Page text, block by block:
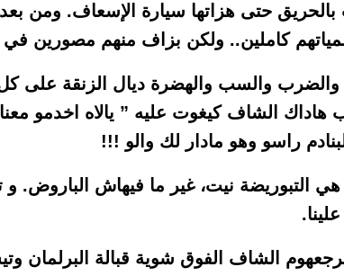
حتى هزاتها سيارة الإسعاف. ومن
كاملين.. ولكن بزاف منهم مصورين في
والضرب والسب والهضرة ديال الزنقة
هاداك الشاف كيغوت عليه ” يالاه اخدمو
راسو وهو مادار لك والو !!!
هي التبوريضة نيت، غير ما فيهاش الباروض.
الشاف الفوق شوية قبالة البرلمان